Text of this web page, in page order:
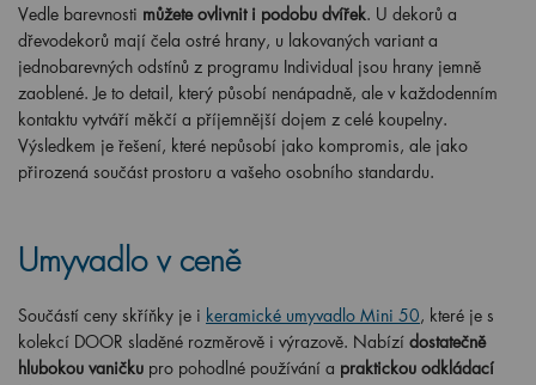
Vedle barevnosti můžete ovlivnit i podobu dvířek. U dekorů a
dřevodekorů mají čela ostré hrany, u lakovaných variant a
jednobarevných odstínů z programu Individual jsou hrany jemně
zaoblené. Je to detail, který působí nenápadně, ale v každodenním
kontaktu vytváří měkčí a příjemnější dojem z celé koupelny.
Výsledkem je řešení, které nepůsobí jako kompromis, ale jako
přirozená součást prostoru a vašeho osobního standardu.
Umyvadlo v ceně
Součástí ceny skříňky je i keramické umyvadlo Mini 50, které je s
kolekcí DOOR sladěné rozměrově i výrazově. Nabízí dostatečně
hlubokou vaničku pro pohodlné používání a praktickou odkládací